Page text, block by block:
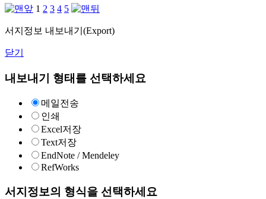
1 2 3 4 5
서지정보 내보내기(Export)
닫기
내보내기 형태를 선택하세요
메일전송
인쇄
Excel저장
Text저장
EndNote / Mendeley
RefWorks
서지정보의 형식을 선택하세요